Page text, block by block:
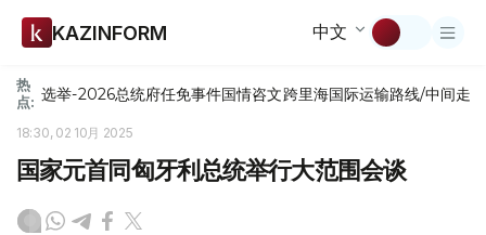
KAZINFORM 中文
热
点: 选举-2026总统府任免事件国情咨文跨里海国际运输路线/中间走廊
18:30, 02 10月 2025
国家元首同匈牙利总统举行大范围会谈